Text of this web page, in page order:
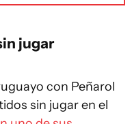
jugar
con Peñarol
sin jugar en el